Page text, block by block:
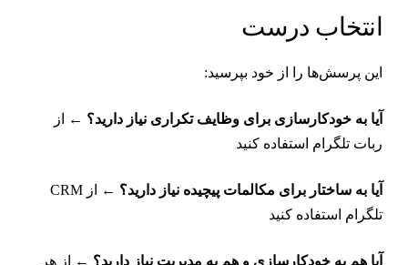
درست
پرسش‌ها را از خود بپرسید:
به خودکارسازی برای وظایف تکراری نیاز دارید؟ ← از
تلگرام استفاده کنید
به ساختار برای مکالمات پیچیده نیاز دارید؟
← از CRM
استفاده کنید
هم به خودکارسازی و هم به مدیریت نیاز دارید؟ ← از هر